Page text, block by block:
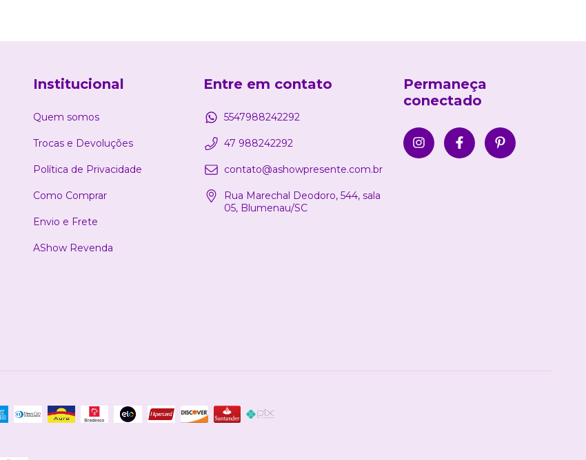
Institucional
Quem somos
Trocas e Devoluções
Política de Privacidade
Como Comprar
Envio e Frete
AShow Revenda
Entre em contato
5547988242292
47 988242292
contato@ashowpresente.com.br
Rua Marechal Deodoro, 544, sala
05, Blumenau/SC
Permaneça
conectado